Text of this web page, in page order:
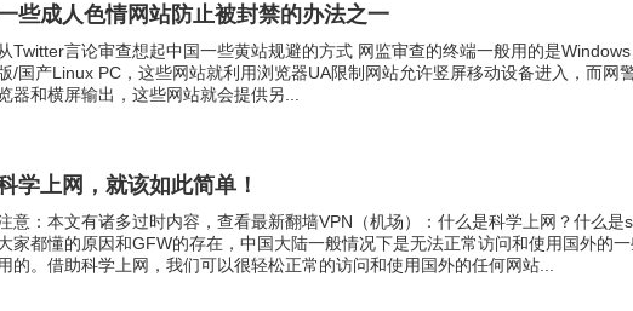
些成人色情网站防止被封禁的办法之一
从Twitter言论审查想起中国一些黄站规避的方式 网监审查的终端一般用的是
/国产Linux PC，这些网站就利用浏览器UA限制网站允许竖屏移动设备进入，而网
器和横屏输出，这些网站就会提供另...
学上网，就该如此简单！
意：本文有诸多过时内容，查看最新翻墙VPN（机场）：什么是科学上网？什么是
家都懂的原因和GFW的存在，中国大陆一般情况下是无法正常访问和使用国外的
用的。借助科学上网，我们可以很轻松正常的访问和使用国外的任何网站...